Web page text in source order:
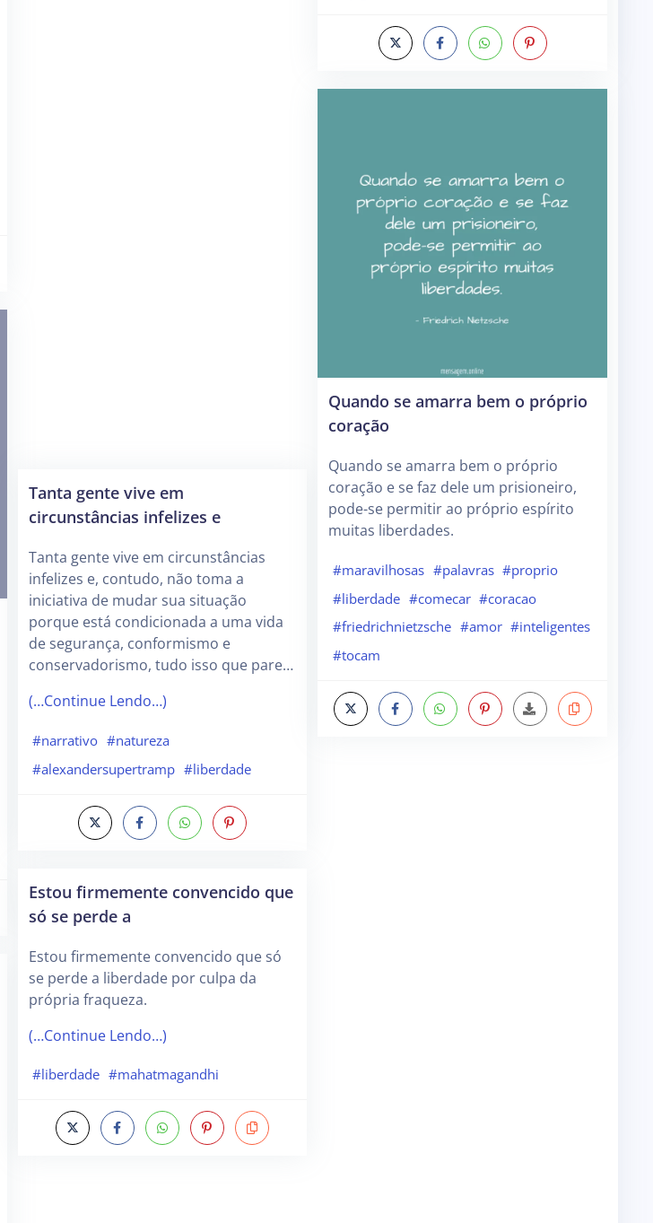
Tanta gente vive em
circunstâncias infelizes e
Tanta gente vive em circunstâncias
infelizes e, contudo, não toma a
iniciativa de mudar sua situação
porque está condicionada a uma vida
de segurança, conformismo e
conservadorismo, tudo isso que pare…
(…Continue Lendo…)
#narrativo #natureza
#alexandersupertramp #liberdade
Estou firmemente convencido que
só se perde a
Estou firmemente convencido que só
se perde a liberdade por culpa da
própria fraqueza.
(…Continue Lendo…)
#liberdade #mahatmagandhi
Quando se amarra bem o próprio
coração
Quando se amarra bem o próprio
coração e se faz dele um prisioneiro,
pode-se permitir ao próprio espírito
muitas liberdades.
#maravilhosas #palavras #proprio
#liberdade #comecar #coracao
#friedrichnietzsche #amor #inteligentes
#tocam